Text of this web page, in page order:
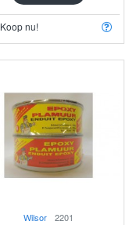
Koop nu!
Wilsor 2201